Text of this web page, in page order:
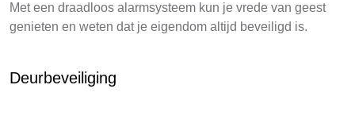
Met een draadloos alarmsysteem kun je vrede van geest
genieten en weten dat je eigendom altijd beveiligd is.
Deurbeveiliging